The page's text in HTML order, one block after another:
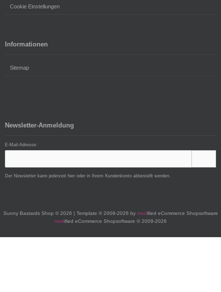
Cookie Einstellungen
Informationen
Sitemap
Newsletter-Anmeldung
E-Mail-Adresse:
Der Newsletter kann jederzeit hier oder in Ihrem Kundenkonto abbestellt werden.
Sunny Bastards Shop © 2026 | Template © 2009-2026 by modified eCommerce Shopsoftware
modified eCommerce Shopsoftware © 2009-2026